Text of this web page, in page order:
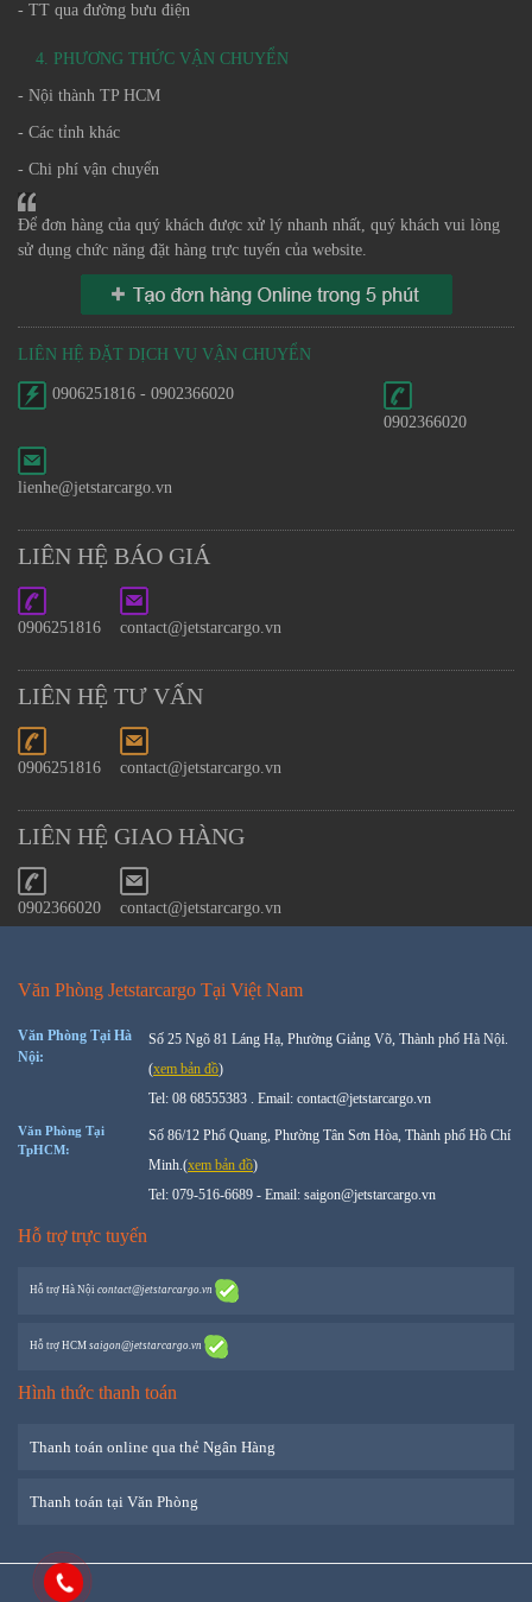
- TT qua đường bưu điện
4. PHƯƠNG THỨC VẬN CHUYỂN
- Nội thành TP HCM
- Các tỉnh khác
- Chi phí vận chuyển
Để đơn hàng của quý khách được xử lý nhanh nhất, quý khách vui lòng
sử dụng chức năng đặt hàng trực tuyến của website.
LIÊN HỆ ĐẶT DỊCH VỤ VẬN CHUYỂN
0906251816 - 0902366020
0902366020
lienhe@jetstarcargo.vn
LIÊN HỆ BÁO GIÁ
0906251816 contact@jetstarcargo.vn
LIÊN HỆ TƯ VẤN
0906251816 contact@jetstarcargo.vn
LIÊN HỆ GIAO HÀNG
0902366020 contact@jetstarcargo.vn
Văn Phòng Jetstarcargo Tại Việt Nam
Văn Phòng Tại Hà
Nội:
Số 25 Ngõ 81 Láng Hạ, Phường Giảng Võ, Thành phố Hà Nội.
(xem bản đồ)
Tel: 08 68555383 . Email: contact@jetstarcargo.vn
Văn Phòng Tại
TpHCM:
Số 86/12 Phổ Quang, Phường Tân Sơn Hòa, Thành phố Hồ Chí
Minh.(xem bản đồ)
Tel: 079-516-6689 - Email: saigon@jetstarcargo.vn
Hỗ trợ trực tuyến
Hỗ trợ Hà Nội contact@jetstarcargo.vn
Hỗ trợ HCM saigon@jetstarcargo.vn
Hình thức thanh toán
Thanh toán online qua thẻ Ngân Hàng
Thanh toán tại Văn Phòng